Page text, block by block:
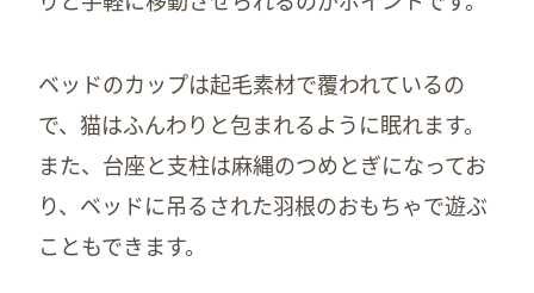
ベッドのカップは起毛素材で覆われているの
で、猫はふんわりと包まれるように眠れます。
また、台座と支柱は麻縄のつめとぎになってお
り、ベッドに吊るされた羽根のおもちゃで遊ぶ
こともできます。